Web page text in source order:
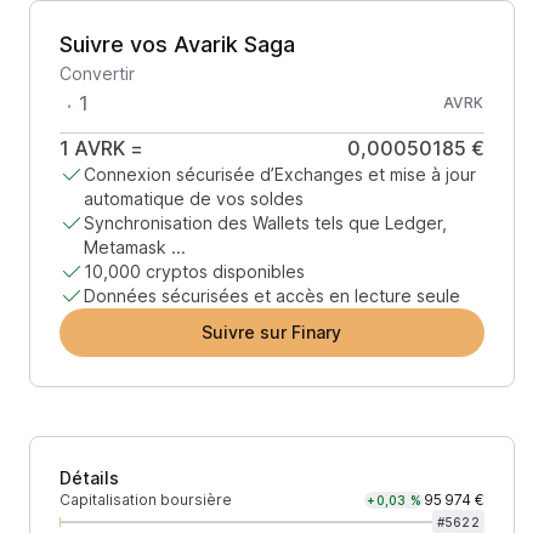
Suivre vos Avarik Saga
Convertir
AVRK
1 AVRK = 0,00050185 €
Connexion sécurisée d’Exchanges et mise à jour
automatique de vos soldes
Synchronisation des Wallets tels que Ledger,
Metamask ...
10,000 cryptos disponibles
Données sécurisées et accès en lecture seule
Suivre sur Finary
Détails
Capitalisation boursière +0,03 % 95 974 €
#5622